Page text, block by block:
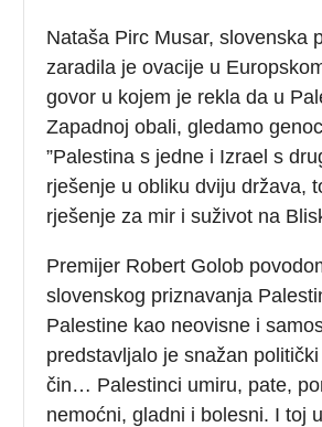
Nataša Pirc Musar, slovenska
zaradila je ovacije u
govor u kojem je rekla da u
Zapadnoj obali, gledamo
”Palestina s jedne i Izrael s
rješenje u obliku dviju država,
rješenje za mir i suživot na
Premijer Robert Golob
slovenskog priznavanja
Palestine kao neovisne i
predstavljalo je snažan
čin… Palestinci umiru, pate,
nemoćni, gladni i bolesni. I toj